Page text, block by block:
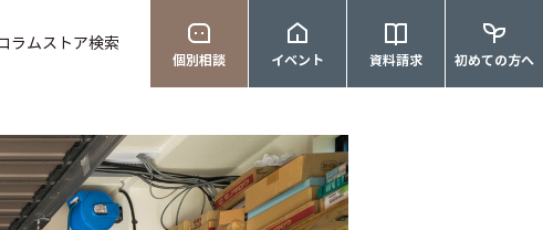
ラムストア検索
個別相談 イベント 資料請求 初めての方へ